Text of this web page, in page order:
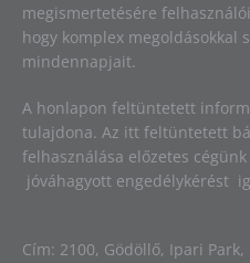
megismertetésére
hogy komplex megoldásokkal
mindennapjait.
A honlapon feltüntetett
tulajdona. Az itt feltüntetett
felhasználása előzetes
jóváhagyott engedélykérést
Cím: 2100, Gödöllő, Ipari